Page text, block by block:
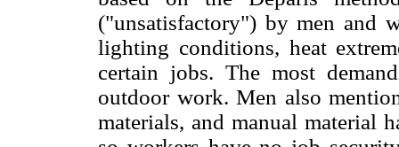
("unsatisfactory") by men and
lighting conditions, heat
certain jobs. The most
outdoor work. Men also
materials, and manual material